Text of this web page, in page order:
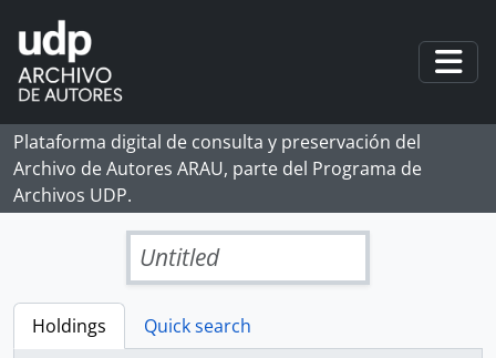
Skip to main content
Plataforma digital de consulta y preservación del
Archivo de Autores ARAU, parte del Programa de
Archivos UDP.
Untitled
Holdings
Quick search